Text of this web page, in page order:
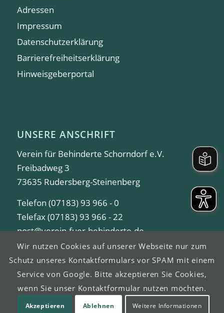
Adressen
Impressum
Datenschutzerklärung
Barrierefreiheitserklärung
Hinweisgeberportal
UNSERE ANSCHRIFT
Verein für Behinderte Schorndorf e.V.
Freibadweg 3
73635 Rudersberg-Steinenberg
Telefon (07183) 93 966 - 0
Telefax (07183) 93 966 - 22
post@verein-fuer-behinderte.de
Verein für Behinderte Schorndorf e.V.
Wir nutzen Cookies auf unserer Webseite nur zum
Schutz unseres Kontaktformulars vor SPAM mit einem
Service von Google. Bitte akzeptieren Sie Cookies,
wenn Sie unser Kontaktformular nutzen möchten.
Akzeptieren Ablehnen Weitere Informationen